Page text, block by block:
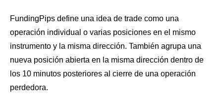
FundingPips define una idea de trade como una
operación individual o varias posiciones en el mismo
instrumento y la misma dirección. También agrupa una
nueva posición abierta en la misma dirección dentro de
los 10 minutos posteriores al cierre de una operación
perdedora.